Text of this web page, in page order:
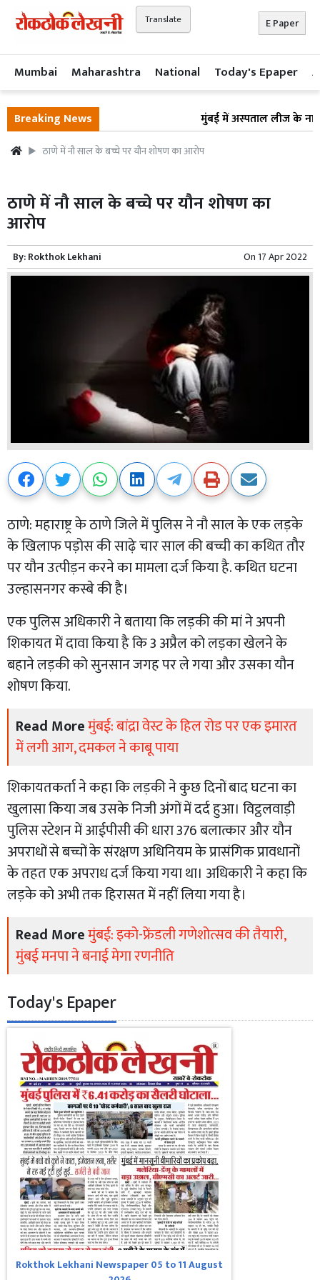
Translate E Paper
Mumbai Maharashtra National Today's Epaper
Breaking News मुंबई में अस्पताल लीज के नाम
ठाणे में नौ साल के बच्चे पर यौन शोषण का आरोप
ठाणे में नौ साल के बच्चे पर यौन शोषण का
आरोप
By:Rokthok Lekhani On 17 Apr 2022
ठाणे: महाराष्ट्र के ठाणे जिले में पुलिस ने नौ साल के एक लड़के
के खिलाफ पड़ोस की साढ़े चार साल की बच्ची का कथित तौर
पर यौन उत्पीड़न करने का मामला दर्ज किया है. कथित घटना
उल्हासनगर कस्बे की है।
एक पुलिस अधिकारी ने बताया कि लड़की की मां ने अपनी
शिकायत में दावा किया है कि 3 अप्रैल को लड़का खेलने के
बहाने लड़की को सुनसान जगह पर ले गया और उसका यौन
शोषण किया.
Read Moreमुंबई: बांद्रा वेस्ट के हिल रोड पर एक इमारत
में लगी आग, दमकल ने काबू पाया
शिकायतकर्ता ने कहा कि लड़की ने कुछ दिनों बाद घटना का
खुलासा किया जब उसके निजी अंगों में दर्द हुआ। विट्ठलवाड़ी
पुलिस स्टेशन में आईपीसी की धारा 376 बलात्कार और यौन
अपराधों से बच्चों के संरक्षण अधिनियम के प्रासंगिक प्रावधानों
के तहत एक अपराध दर्ज किया गया था। अधिकारी ने कहा कि
लड़के को अभी तक हिरासत में नहीं लिया गया है।
Read Moreमुंबई: इको-फ्रेंडली गणेशोत्सव की तैयारी,
मुंबई मनपा ने बनाई मेगा रणनीति
Today's Epaper
Rokthok Lekhani Newspaper 05 to 11 August